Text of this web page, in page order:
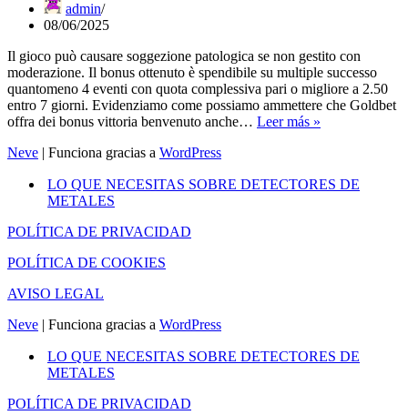
admin
08/06/2025
Il gioco può causare soggezione patologica se non gestito con
moderazione. Il bonus ottenuto è spendibile su multiple successo
quantomeno 4 eventi con quota complessiva pari o migliore a 2.50
entro 7 giorni. Evidenziamo come possiamo ammettere che Goldbet
offra dei bonus vittoria benvenuto anche… Leer más »
Di
Neve | Funciona gracias a WordPress
LO QUE NECESITAS SOBRE DETECTORES DE
METALES
POLÍTICA DE PRIVACIDAD
POLÍTICA DE COOKIES
AVISO LEGAL
Neve | Funciona gracias a WordPress
LO QUE NECESITAS SOBRE DETECTORES DE
METALES
POLÍTICA DE PRIVACIDAD